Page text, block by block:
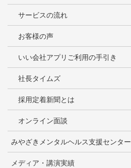
サービスの流れ
お客様の声
いい会社アプリご利用の手引き
社長タイムズ
採用定着新聞とは
オンライン面談
みやざきメンタルヘルス支援センター
メディア・講演実績